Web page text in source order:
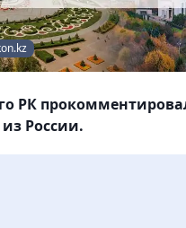
РК
России.